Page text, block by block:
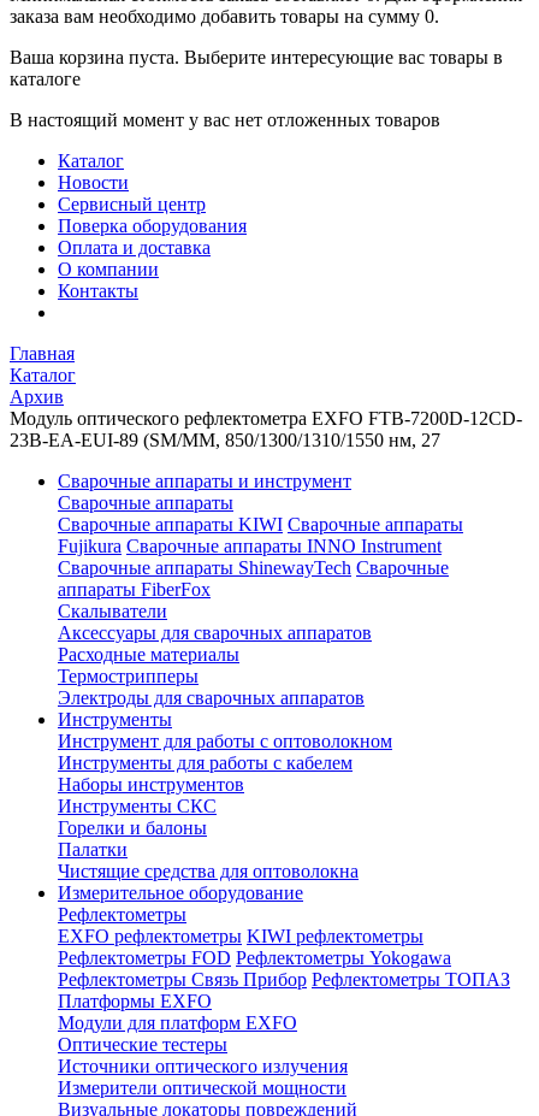
заказа вам необходимо добавить товары на сумму 0.
Ваша корзина пуста. Выберите интересующие вас товары в
каталоге
В настоящий момент у вас нет отложенных товаров
Каталог
Новости
Сервисный центр
Поверка оборудования
Оплата и доставка
О компании
Контакты
Главная
Каталог
Архив
Модуль оптического рефлектометра EXFO FTB-7200D-12CD-
23B-EA-EUI-89 (SМ/MМ, 850/1300/1310/1550 нм, 27
Сварочные аппараты и инструмент
Сварочные аппараты
Сварочные аппараты KIWI Сварочные аппараты
Fujikura Сварочные аппараты INNO Instrument
Сварочные аппараты ShinewayTech Cварочные
аппараты FiberFox
Скалыватели
Аксессуары для сварочных аппаратов
Расходные материалы
Термострипперы
Электроды для сварочных аппаратов
Инструменты
Инструмент для работы с оптоволокном
Инструменты для работы с кабелем
Наборы инструментов
Инструменты СКС
Горелки и балоны
Палатки
Чистящие средства для оптоволокна
Измерительное оборудование
Рефлектометры
EXFO рефлектометры KIWI рефлектометры
Рефлектометры FOD Рефлектометры Yokogawa
Рефлектометры Связь Прибор Рефлектометры ТОПАЗ
Платформы EXFO
Модули для платформ EXFO
Оптические тестеры
Источники оптического излучения
Измерители оптической мощности
Визуальные локаторы повреждений